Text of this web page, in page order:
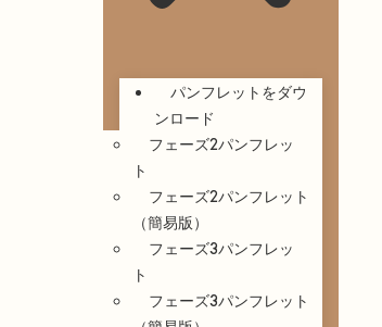
パンフレットをダウ
ンロード
フェーズ2パンフレッ
ト
フェーズ2パンフレット
（簡易版）
フェーズ3パンフレッ
ト
フェーズ3パンフレット